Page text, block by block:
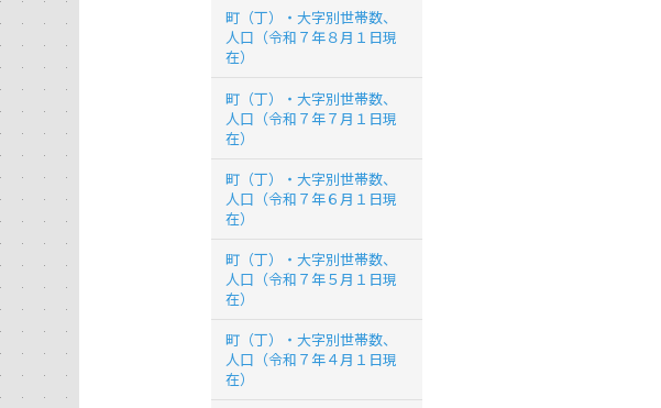
町（丁）・大字別世帯数、
人口（令和７年８月１日現
在）
町（丁）・大字別世帯数、
人口（令和７年７月１日現
在）
町（丁）・大字別世帯数、
人口（令和７年６月１日現
在）
町（丁）・大字別世帯数、
人口（令和７年５月１日現
在）
町（丁）・大字別世帯数、
人口（令和７年４月１日現
在）